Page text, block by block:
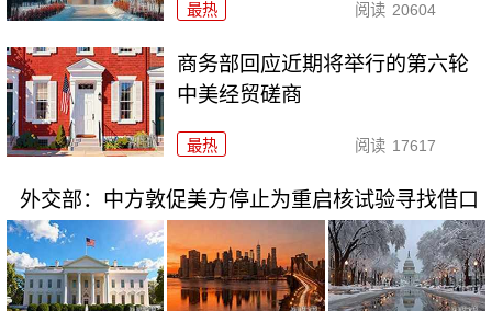
最热 阅读 20604
商务部回应近期将举行的第六轮
中美经贸磋商
最热 阅读 17617
外交部：中方敦促美方停止为重启核试验寻找借口